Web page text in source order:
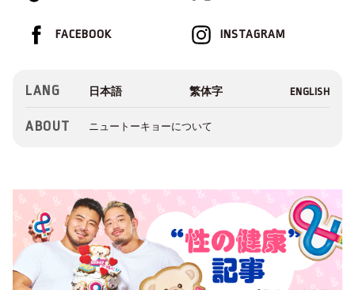
INSTAGRAM
FACEBOOK
LANG
ABOUT ニュートーキョーについて